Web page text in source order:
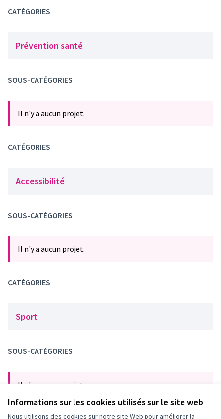
Informations sur les cookies utilisés sur le site web
Nous utilisons des cookies sur notre site Web pour améliorer la
CATÉGORIES
Prévention santé
SOUS-CATÉGORIES
Il n'y a aucun projet.
CATÉGORIES
Accessibilité
SOUS-CATÉGORIES
Il n'y a aucun projet.
CATÉGORIES
Sport
SOUS-CATÉGORIES
Il n'y a aucun projet.